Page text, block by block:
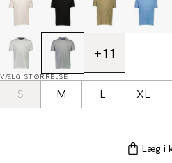
+11
VÆLG STØRRELSE
S M L XL
Læg i